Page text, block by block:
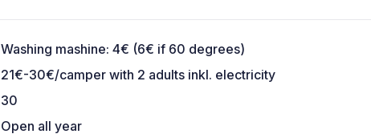
Washing mashine: 4€ (6€ if 60 degrees)
21€-30€/camper with 2 adults inkl. electricity
30
Open all year